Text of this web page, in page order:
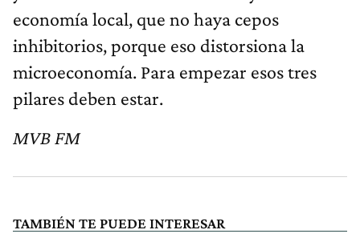
economía local, que no haya cepos
inhibitorios, porque eso distorsiona la
microeconomía. Para empezar esos tres
pilares deben estar.
MVB FM
TAMBIÉN TE PUEDE INTERESAR